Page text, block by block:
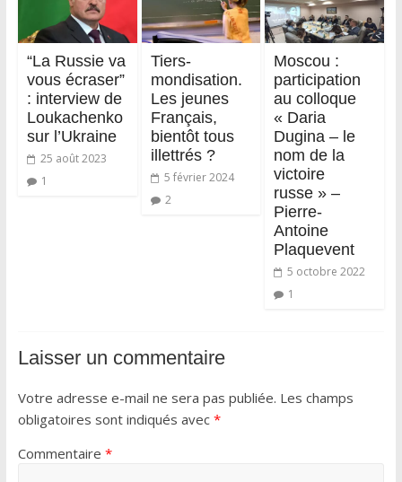
“La Russie va
vous écraser”
: interview de
Loukachenko
sur l’Ukraine
25 août 2023
1
Tiers-
mondisation.
Les jeunes
Français,
bientôt tous
illettrés ?
5 février 2024
2
Moscou :
participation
au colloque
« Daria
Dugina – le
nom de la
victoire
russe » –
Pierre-
Antoine
Plaquevent
5 octobre 2022
1
Laisser un commentaire
Votre adresse e-mail ne sera pas publiée. Les champs
obligatoires sont indiqués avec *
Commentaire *